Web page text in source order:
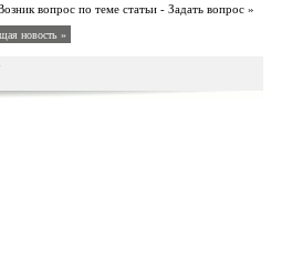
вопрос по теме статьи - Задать вопрос »
новость »